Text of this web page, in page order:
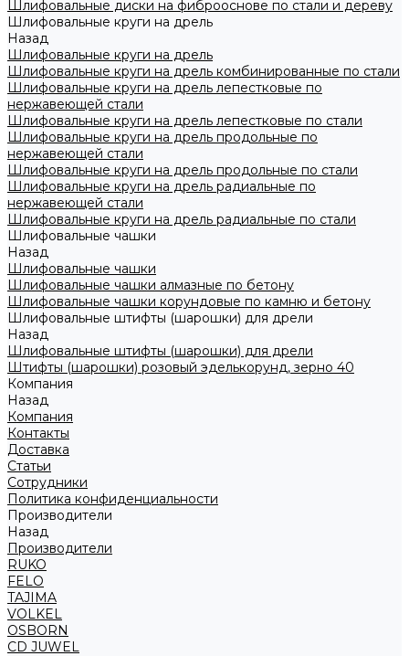
Шлифовальные диски на фиброоснове по стали и дереву
Шлифовальные круги на дрель
Назад
Шлифовальные круги на дрель
Шлифовальные круги на дрель комбинированные по стали
Шлифовальные круги на дрель лепестковые по
нержавеющей стали
Шлифовальные круги на дрель лепестковые по стали
Шлифовальные круги на дрель продольные по
нержавеющей стали
Шлифовальные круги на дрель продольные по стали
Шлифовальные круги на дрель радиальные по
нержавеющей стали
Шлифовальные круги на дрель радиальные по стали
Шлифовальные чашки
Назад
Шлифовальные чашки
Шлифовальные чашки алмазные по бетону
Шлифовальные чашки корундовые по камню и бетону
Шлифовальные штифты (шарошки) для дрели
Назад
Шлифовальные штифты (шарошки) для дрели
Штифты (шарошки) розовый эделькорунд, зерно 40
Компания
Назад
Компания
Контакты
Доставка
Статьи
Сотрудники
Политика конфиденциальности
Производители
Назад
Производители
RUKO
FELO
TAJIMA
VOLKEL
OSBORN
CD JUWEL